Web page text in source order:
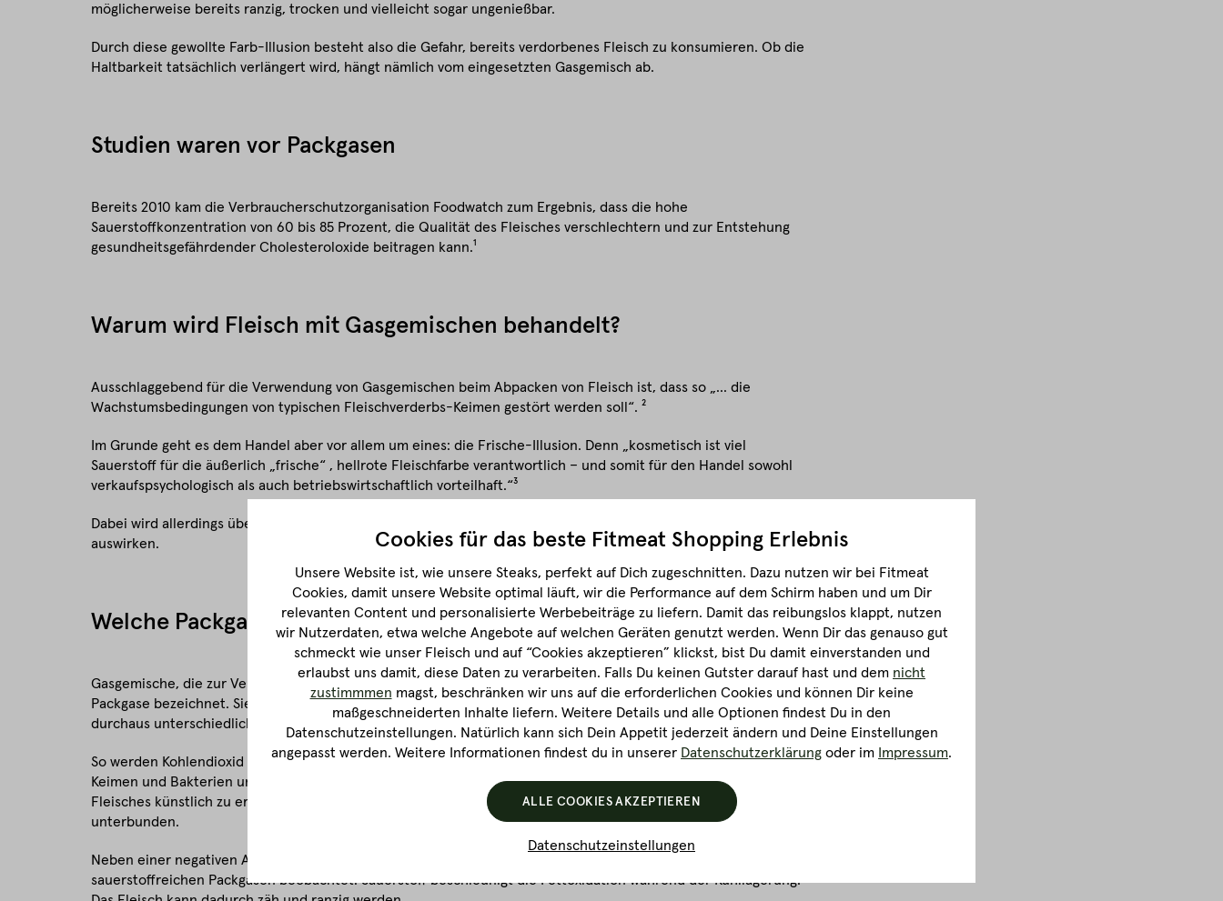
möglicherweise bereits ranzig, trocken und vielleicht sogar ungenießbar.
Durch diese gewollte Farb-Illusion besteht also die Gefahr, bereits verdorbenes Fleisch zu konsumieren. Ob die
Haltbarkeit tatsächlich verlängert wird, hängt nämlich vom eingesetzten Gasgemisch ab.
Studien waren vor Packgasen
Bereits 2010 kam die Verbraucherschutzorganisation Foodwatch zum Ergebnis, dass die hohe
Sauerstoffkonzentration von 60 bis 85 Prozent, die Qualität des Fleisches verschlechtern und zur Entstehung
gesundheitsgefährdender Cholesteroloxide beitragen kann.¹
Warum wird Fleisch mit Gasgemischen behandelt?
Ausschlaggebend für die Verwendung von Gasgemischen beim Abpacken von Fleisch ist, dass so „... die
Wachstumsbedingungen von typischen Fleischverderbs-Keimen gestört werden soll“. ²
Im Grunde geht es dem Handel aber vor allem um eines: die Frische-Illusion. Denn „kosmetisch ist viel
Sauerstoff für die äußerlich „frische“ , hellrote Fleischfarbe verantwortlich – und somit für den Handel sowohl
verkaufspsychologisch als auch betriebswirtschaftlich vorteilhaft.“³
Dabei wird allerdings über den Fakt hinweggesehen, dass sich diese Gasgemische negativ auf die Fleischqualität
auswirken.
Welche Packgase werden verwendet?
Gasgemische, die zur Verpackung unter Schutzatmosphäre verwendet werden, werden auch als sogenannte
Packgase bezeichnet. Sie umfassen Gemische aus Kohlendioxid, Stickstoff und/oder Sauerstoff und haben
durchaus unterschiedliche Wirkungen.
So werden Kohlendioxid und Stickstoff zur Verlängerung der Haltbarkeit verwendet, da sie die Ausbreitung von
Keimen und Bakterien unterbinden. Sauerstoff kommt hingegen zum Einsatz, um die schöne rote Färbung des
Fleisches künstlich zu erhalten. Die natürliche, leicht gräuliche Verfärbung des Fleisches wird dadurch
unterbunden.
Neben einer negativen Auswirkung auf die Qualität wurden laut Studien folgende zusätzliche Nachteile bei
sauerstoffreichen Packgasen beobachtet: Sauerstoff beschleunigt die Fettoxidation während der Kühllagerung.
Cookies für das beste Fitmeat Shopping Erlebnis
Unsere Website ist, wie unsere Steaks, perfekt auf Dich zugeschnitten. Dazu nutzen wir bei Fitmeat
Cookies, damit unsere Website optimal läuft, wir die Performance auf dem Schirm haben und um Dir
relevanten Content und personalisierte Werbebeiträge zu liefern. Damit das reibungslos klappt, nutzen
wir Nutzerdaten, etwa welche Angebote auf welchen Geräten genutzt werden. Wenn Dir das genauso gut
schmeckt wie unser Fleisch und auf “Cookies akzeptieren” klickst, bist Du damit einverstanden und
erlaubst uns damit, diese Daten zu verarbeiten. Falls Du keinen Gutster darauf hast und dem nicht
zustimmmen magst, beschränken wir uns auf die erforderlichen Cookies und können Dir keine
maßgeschneiderten Inhalte liefern. Weitere Details und alle Optionen findest Du in den
Datenschutzeinstellungen. Natürlich kann sich Dein Appetit jederzeit ändern und Deine Einstellungen
angepasst werden. Weitere Informationen findest du in unserer Datenschutzerklärung oder im Impressum.
Datenschutzeinstellungen
ALLE COOKIES AKZEPTIEREN